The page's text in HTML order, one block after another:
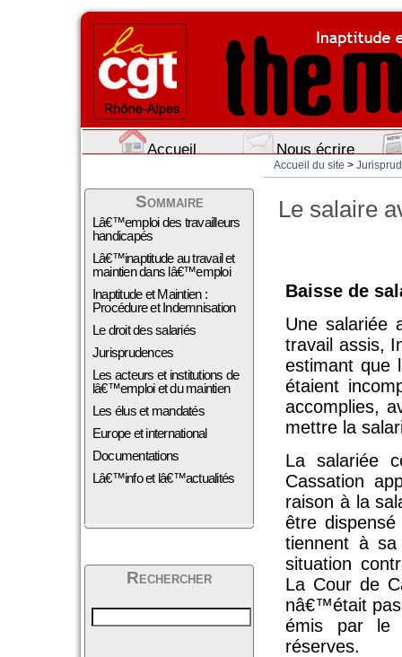
Accueil Nous écrire
Accueil du site >
Sommaire
Lâ€™emploi des travailleurs
handicapés
Lâ€™inaptitude au travail et
maintien dans lâ€™emploi
Inaptitude et Maintien :
Procédure et Indemnisation
Le droit des salariés
Jurisprudences
Les acteurs et institutions de
lâ€™emploi et du maintien
Les élus et mandatés
Europe et international
Documentations
Lâ€™info et lâ€™actualités
Rechercher
Le salaire
Baisse de
Une salariée
travail assis,
estimant que
étaient
accomplies,
mettre la
La salariée
Cassation
raison à la
être
tiennent à
situation
La Cour de
nâ€™était
émis par le
réserves.